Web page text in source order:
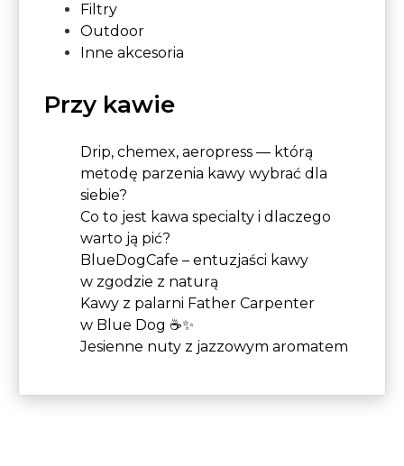
Filtry
Outdoor
Inne akcesoria
Przy kawie
Drip, chemex, aeropress — którą
metodę parzenia kawy wybrać dla
siebie?
Co to jest kawa specialty i dlaczego
warto ją pić?
BlueDogCafe – entuzjaści kawy
w zgodzie z naturą
Kawy z palarni Father Carpenter
w Blue Dog ☕✨
Jesienne nuty z jazzowym aromatem